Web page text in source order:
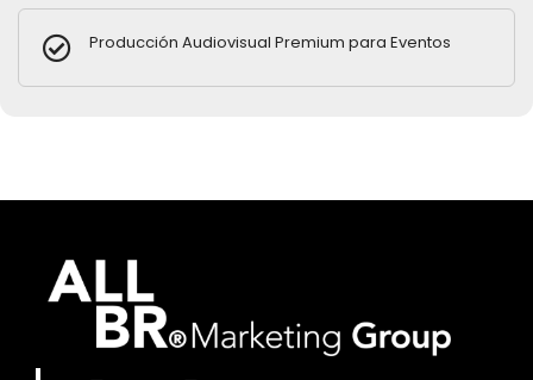
Producción Audiovisual Premium para Eventos